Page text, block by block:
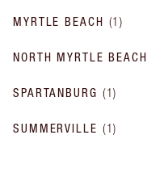
MYRTLE BEACH (1)
NORTH MYRTLE BEACH
SPARTANBURG (1)
SUMMERVILLE (1)